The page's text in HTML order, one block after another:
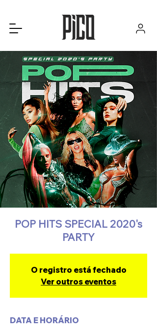
POP HITS SPECIAL 2020's
PARTY
O registro está fechado
Ver outros eventos
DATA E HORÁRIO